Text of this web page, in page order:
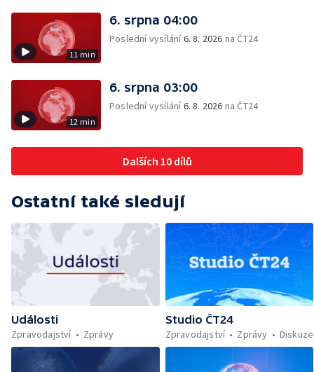
11 min
6. srpna 04:00
Poslední vysílání6. 8. 2026 na ČT24
12 min
6. srpna 03:00
Poslední vysílání6. 8. 2026 na ČT24
Dalších 10 dílů
Ostatní také sledují
Události
Zpravodajství
Zprávy
Studio ČT24
Zpravodajství
Zprávy Diskuze